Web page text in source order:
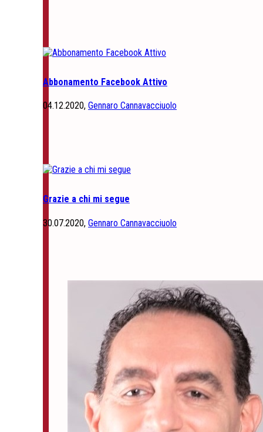
Abbonamento Facebook Attivo
04.12.2020, Gennaro Cannavacciuolo
Grazie a chi mi segue
30.07.2020, Gennaro Cannavacciuolo